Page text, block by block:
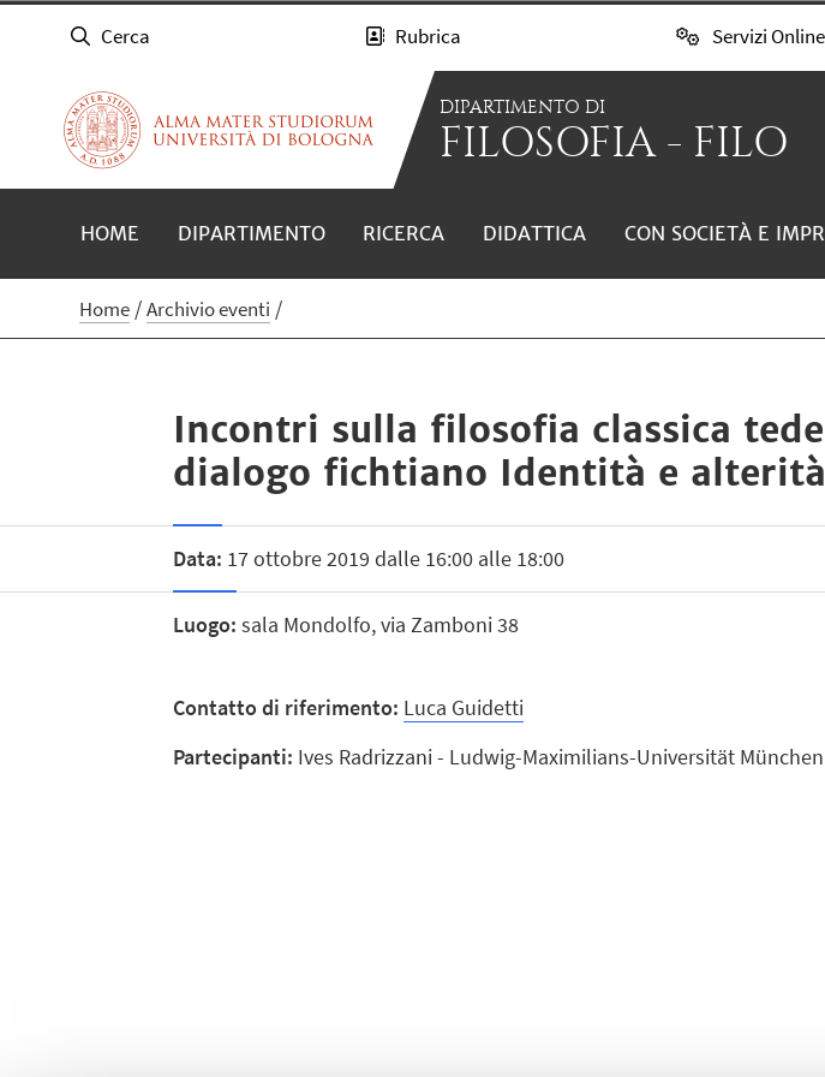
Cerca Rubrica Servizi Online
DIPARTIMENTO DI
FILOSOFIA - FILO
HOME DIPARTIMENTO RICERCA DIDATTICA CON SOCIETÀ E
Home Archivio eventi
Incontri sulla filosofia classica
dialogo fichtiano Identità e
Data: 17 ottobre 2019 dalle 16:00 alle 18:00
Luogo: sala Mondolfo, via Zamboni 38
Contatto di riferimento: Luca Guidetti
Partecipanti: Ives Radrizzani - Ludwig-Maximilians-Universität München